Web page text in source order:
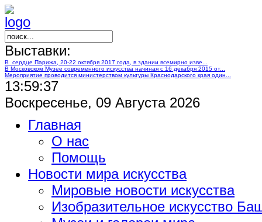
Выставки:
В сердце Парижа, 20-22 октября 2017 года, в здании всемирно изве...
В Московском Музее современного искусства начиная с 16 декабря 2015 от...
Мероприятие проводится министерством культуры Краснодарского края один...
13:59:37
Воскресенье, 09 Августа 2026
Главная
О нас
Помощь
Новости мира искусства
Мировые новости искусства
Изобразительное искусство